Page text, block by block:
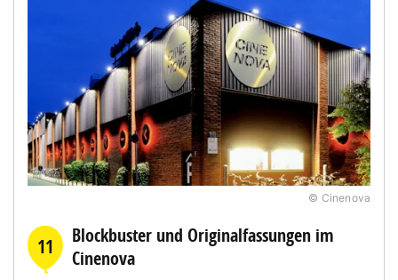
© Cinenova
11
Blockbuster und Originalfassungen im
Cinenova